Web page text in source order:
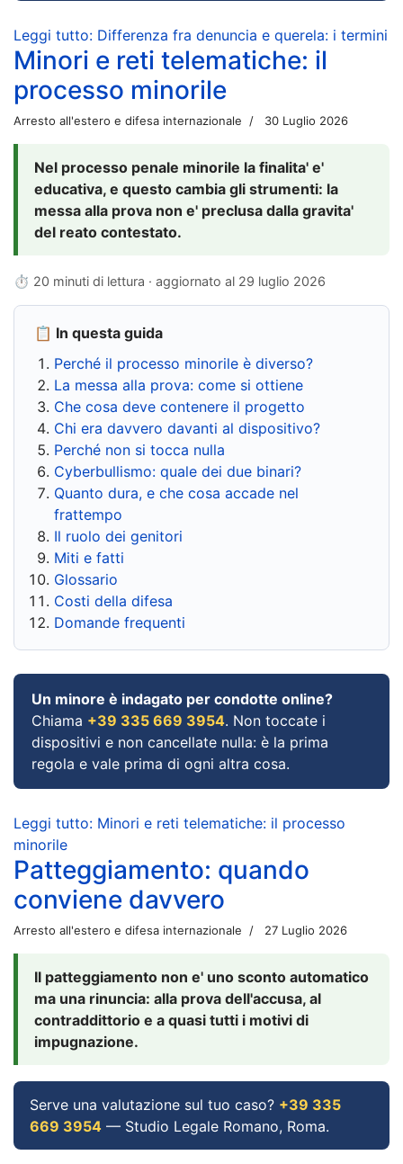
Leggi tutto: Differenza fra denuncia e querela: i termini
Minori e reti telematiche: il
processo minorile
Arresto all'estero e difesa internazionale 30 Luglio 2026
Nel processo penale minorile la finalita' e'
educativa, e questo cambia gli strumenti: la
messa alla prova non e' preclusa dalla gravita'
del reato contestato.
⏱ 20 minuti di lettura · aggiornato al 29 luglio 2026
📋 In questa guida
Perché il processo minorile è diverso?
La messa alla prova: come si ottiene
Che cosa deve contenere il progetto
Chi era davvero davanti al dispositivo?
Perché non si tocca nulla
Cyberbullismo: quale dei due binari?
Quanto dura, e che cosa accade nel
frattempo
Il ruolo dei genitori
Miti e fatti
Glossario
Costi della difesa
Domande frequenti
Un minore è indagato per condotte online?
Chiama +39 335 669 3954. Non toccate i
dispositivi e non cancellate nulla: è la prima
regola e vale prima di ogni altra cosa.
Leggi tutto: Minori e reti telematiche: il processo
minorile
Patteggiamento: quando
conviene davvero
Arresto all'estero e difesa internazionale 27 Luglio 2026
Il patteggiamento non e' uno sconto automatico
ma una rinuncia: alla prova dell'accusa, al
contraddittorio e a quasi tutti i motivi di
impugnazione.
Serve una valutazione sul tuo caso? +39 335
669 3954 — Studio Legale Romano, Roma.